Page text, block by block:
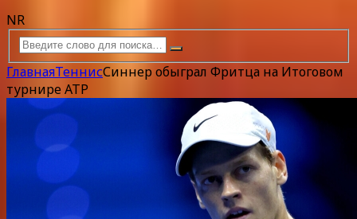
NR
ГлавнаяТеннисСиннер обыграл Фритца на Итоговом
турнире ATP